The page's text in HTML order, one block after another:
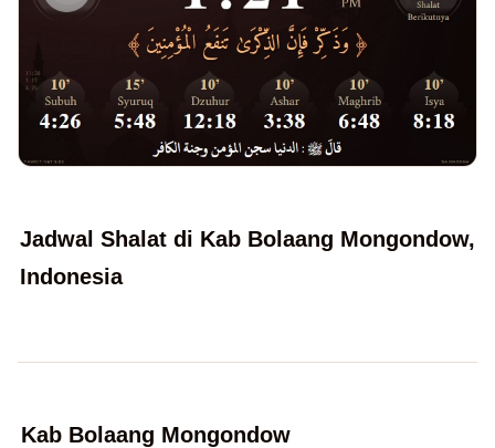
Jadwal Shalat di Kab Bolaang Mongondow,
Indonesia
Kab Bolaang Mongondow